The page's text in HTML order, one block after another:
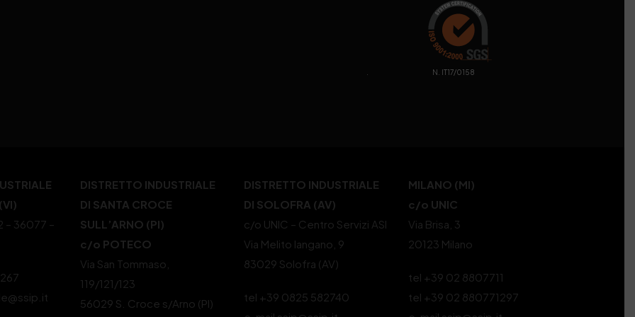
. N. IT17/0158
– 36077 –
DISTRETTO INDUSTRIALE
DI SANTA CROCE
SULL’ARNO (PI)
c/o POTECO
Via San Tommaso,
119/121/123
56029 S. Croce s/Arno (PI)
DISTRETTO INDUSTRIALE
DI SOLOFRA (AV)
c/o UNIC – Centro Servizi ASI
Via Melito Iangano, 9
83029 Solofra (AV)
tel +39 0825 582740
MILANO (MI)
c/o UNIC
Via Brisa, 3
20123 Milano
tel +39 02 8807711
tel +39 02 880771297